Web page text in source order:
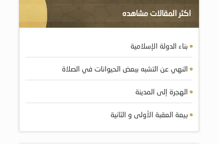
اكثر المقالات مشاهده
بناء الدولة الإسلامية
النهي عن التشبه ببعض الحيوانات في الصلاة
الهجرة إلى المدينة
بيعة العقبة الأولى و الثانية